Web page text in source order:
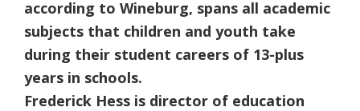
according to Wineburg, spans all academic
subjects that children and youth take
during their student careers of 13-plus
years in schools.
Frederick Hess is director of education